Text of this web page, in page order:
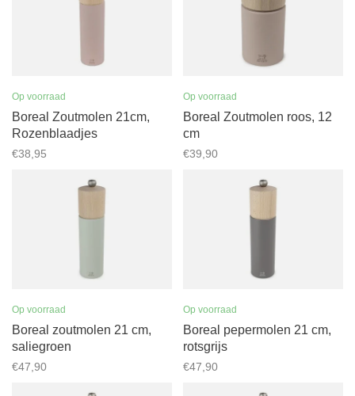
Op voorraad
Boreal Zoutmolen 21cm,
Rozenblaadjes
€38,95
Op voorraad
Boreal Zoutmolen roos, 12
cm
€39,90
Op voorraad
Boreal zoutmolen 21 cm,
saliegroen
€47,90
Op voorraad
Boreal pepermolen 21 cm,
rotsgrijs
€47,90